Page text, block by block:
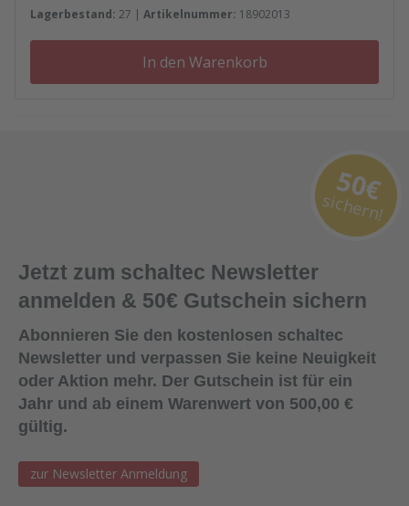
Lagerbestand: 27 | Artikelnummer: 18902013
In den Warenkorb
Jetzt zum schaltec Newsletter
anmelden & 50€ Gutschein sichern
Abonnieren Sie den kostenlosen schaltec
Newsletter und verpassen Sie keine Neuigkeit
oder Aktion mehr. Der Gutschein ist für ein
Jahr und ab einem Warenwert von 500,00 €
gültig.
zur Newsletter Anmeldung
50€
sichern!